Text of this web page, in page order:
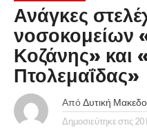
Ανάγκες
νοσοκομείων
Κοζάνης» και
Πτολεμαΐδας»
Από Δυτική
Δημοσιεύτηκε στις 20